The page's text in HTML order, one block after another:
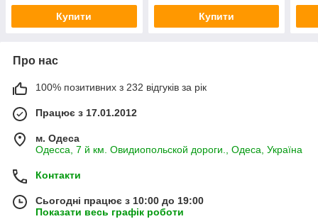
Купити Купити
Про нас
100% позитивних з 232 відгуків за рік
Працює з 17.01.2012
м. Одеса
Одесса, 7 й км. Овидиопольской дороги., Одеса, Україна
Контакти
Сьогодні працює з 10:00 до 19:00
Показати весь графік роботи